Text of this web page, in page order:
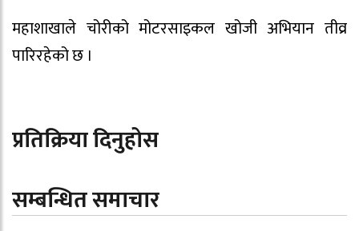
महाशाखाले चोरीको मोटरसाइकल खोजी अभियान तीव्र
पारिरहेको छ ।
प्रतिक्रिया दिनुहोस
सम्बन्धित समाचार